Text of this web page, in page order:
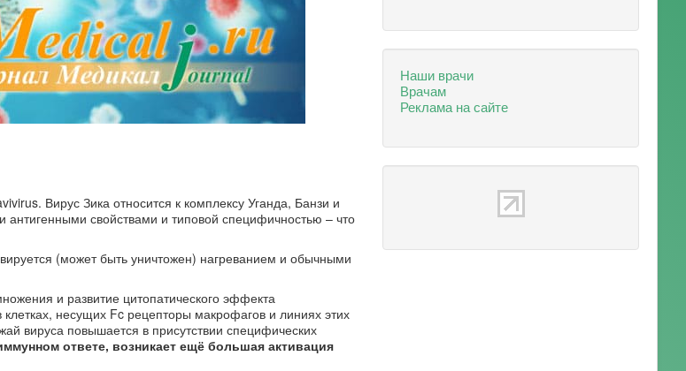
Вирус Зика относится к комплексу Уганда, Банзи и
свойствами и типовой специфичностью – что
(может быть уничтожен) нагреванием и обычными
и развитие цитопатического эффекта
клетках, несущих Fc рецепторы макрофагов и линиях этих
вируса повышается в присутствии специфических
ответе, возникает ещё большая активация
Наши врачи
Врачам
Реклама на сайте